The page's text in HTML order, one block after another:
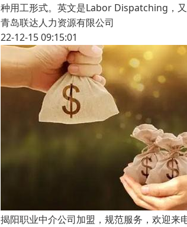
种用工形式。英文是Labor Dispatching，
青岛联达人力资源有限公司
22-12-15 09:15:01
揭阳职业中介公司加盟，规范服务，欢迎来